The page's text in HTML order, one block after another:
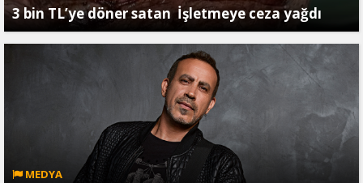
3 bin TL’ye döner satan İşletmeye ceza yağdı
MEDYA